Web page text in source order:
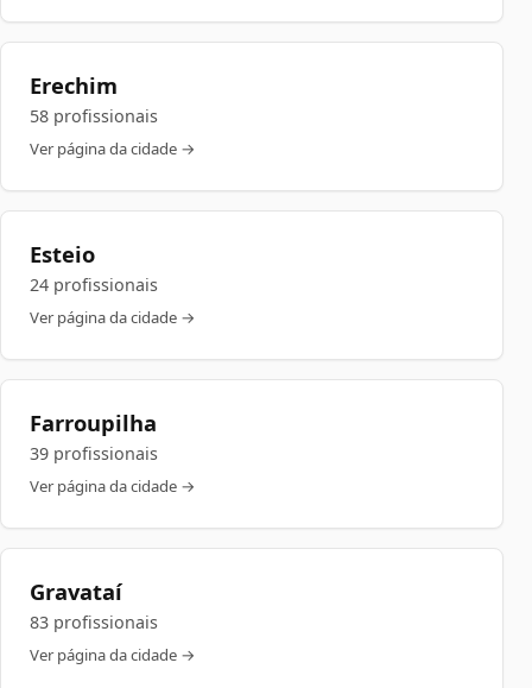
Erechim
58 profissionais
Ver página da cidade →
Esteio
24 profissionais
Ver página da cidade →
Farroupilha
39 profissionais
Ver página da cidade →
Gravataí
83 profissionais
Ver página da cidade →